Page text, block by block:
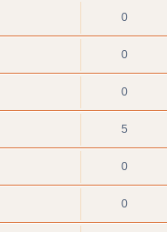
0
0
0
5
0
0